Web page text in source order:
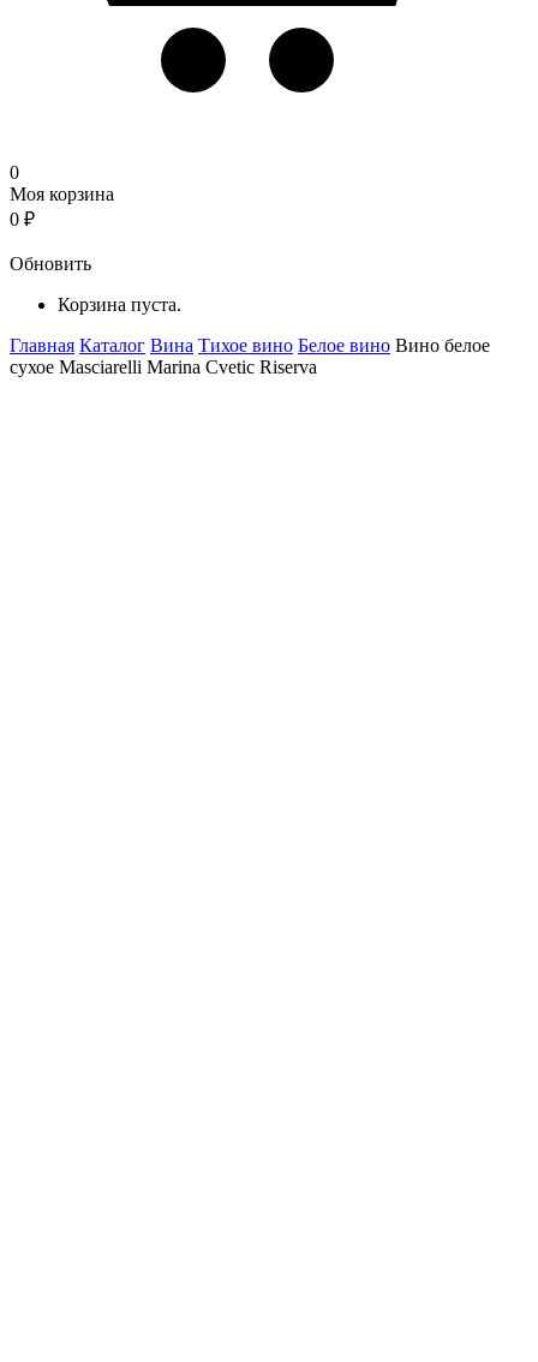
0
Моя корзина
0 ₽
Обновить
Корзина пуста.
Главная Каталог Вина Тихое вино Белое вино Вино белое
сухое Masciarelli Marina Cvetic Riserva